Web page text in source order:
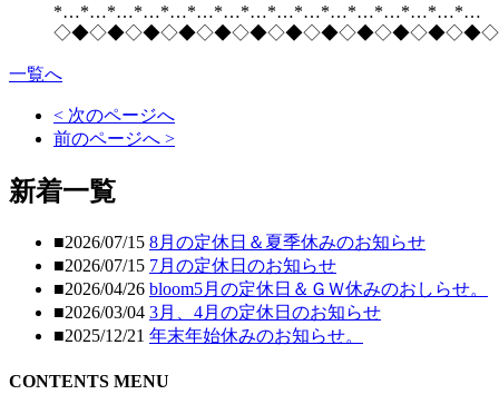
*…*…*…*…*…*…*…*…*…*…*…*…*…*…*…*…
一覧へ
< 次のページへ
前のページへ >
新着一覧
■2026/07/15 8月の定休日＆夏季休みのお知らせ
■2026/07/15 7月の定休日のお知らせ
■2026/04/26 bloom5月の定休日＆ＧＷ休みのおしらせ。
■2026/03/04 3月、4月の定休日のお知らせ
■2025/12/21 年末年始休みのお知らせ。
CONTENTS MENU